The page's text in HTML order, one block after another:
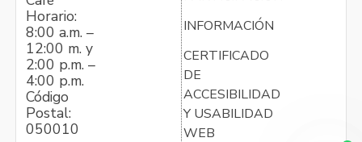
Horario:
8:00 a.m. –
12:00 m. y
2:00 p.m. –
4:00 p.m.
Código
Postal:
050010
INFORMACIÓN
CERTIFICADO
DE
ACCESIBILIDAD
Y USABILIDAD
WEB